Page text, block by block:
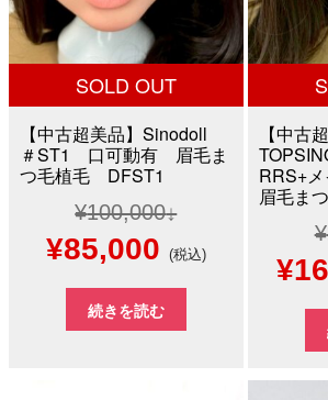
SOLD OUT
【中古超美品】Sinodoll
＃ST1 口可動有 眉毛ま
つ毛植毛 DFST1
¥100,000
元
の
価
¥85,000現
在
の
(税込)
続きを読む
【中古
RRS+
眉毛ま
¥
元
の
価
¥